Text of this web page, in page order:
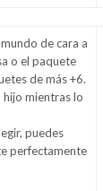
de cara a
o el paquete
de más +6.
hijo mientras lo
puedes
perfectamente